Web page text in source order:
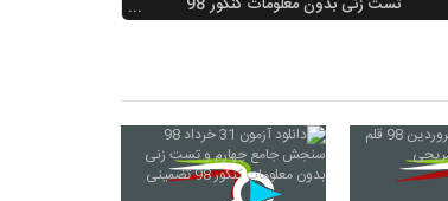
تضمینی
تضمینی
دانلود آزمون ۱۷ اسفند ۹۷ قلم چی همراه
مهارت تست زنی بدون معلومات کنکور ۹۸
تضمینی